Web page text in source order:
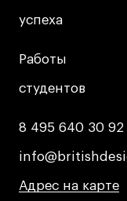
успеха
успеха
Работы
студентов
Работы
студентов
8 495 640 30 92
8 495 640 30 92
Адрес на карте
Адрес на карте
Адрес на карте